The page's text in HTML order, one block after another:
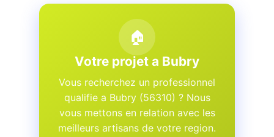
🏠
Votre projet a Bubry
Vous recherchez un professionnel
qualifie a Bubry (56310) ? Nous
vous mettons en relation avec les
meilleurs artisans de votre region.